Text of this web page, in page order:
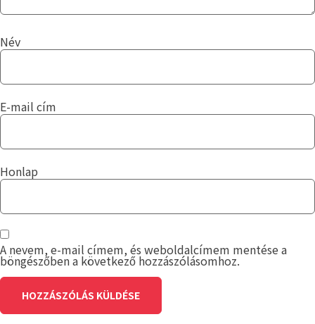
Név
E-mail cím
Honlap
A nevem, e-mail címem, és weboldalcímem mentése a
böngészőben a következő hozzászólásomhoz.